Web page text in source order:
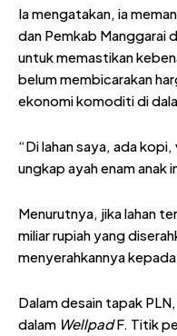
Ia mengatakan, ia
dan Pemkab Manggarai
untuk memastikan
belum membicarakan
ekonomi komoditi di
“Di lahan saya, ada
ungkap ayah enam anak
Menurutnya, jika lahan
miliar rupiah yang
menyerahkannya kepada
Dalam desain tapak
dalam WellpadF. Titik